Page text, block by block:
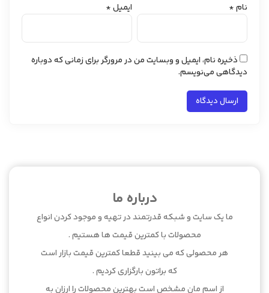
نام* ایمیل*
ذخیره نام، ایمیل و وبسایت من در مرورگر برای زمانی که دوباره
دیدگاهی می‌نویسم.
درباره ما
ما یک سایت و شبکه قدرتمند در تهیه و موجود کردن انواع
محصولات با کمترین قیمت ها هستیم .
هر محصولی که می بینید قطعا کمترین قیمت بازار است
که براتون بارگزاری کردیم .
از اسم مان مشخص است بهترین محصولات را ارزان به